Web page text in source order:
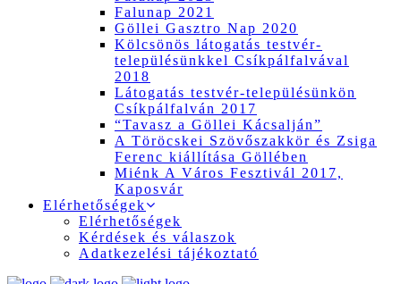
Falunap 2021
Göllei Gasztro Nap 2020
Kölcsönös látogatás testvér-
településünkkel Csíkpálfalvával
2018
Látogatás testvér-településünkön
Csíkpálfalván 2017
“Tavasz a Göllei Kácsalján”
A Töröcskei Szövőszakkör és Zsiga
Ferenc kiállítása Göllében
Miénk A Város Fesztivál 2017,
Kaposvár
Elérhetőségek
Elérhetőségek
Kérdések és válaszok
Adatkezelési tájékoztató